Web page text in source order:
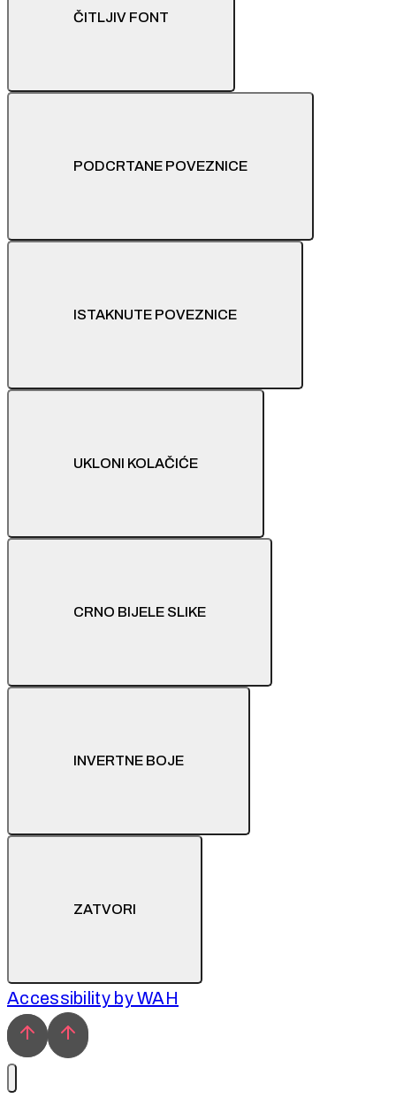
ČITLJIV FONT
PODCRTANE POVEZNICE
ISTAKNUTE POVEZNICE
UKLONI KOLAČIĆE
CRNO BIJELE SLIKE
INVERTNE BOJE
ZATVORI
Accessibility by WAH